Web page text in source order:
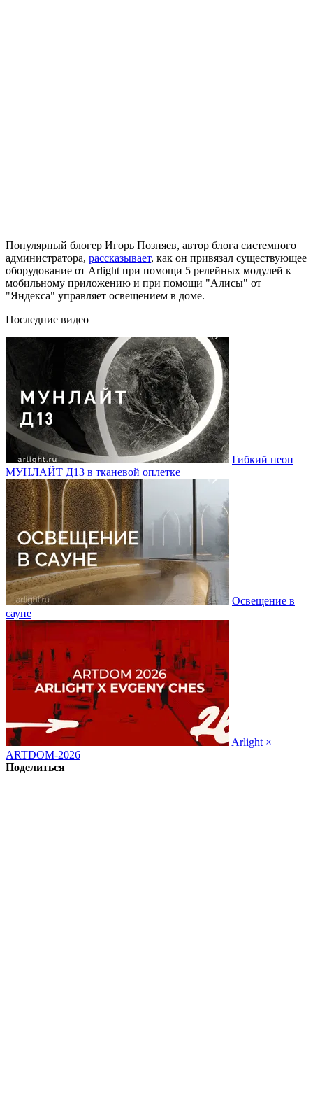
Популярный блогер Игорь Позняев, автор блога системного
администратора, рассказывает, как он привязал существующее
оборудование от Arlight при помощи 5 релейных модулей к
мобильному приложению и при помощи "Алисы" от
"Яндекса" управляет освещением в доме.
Последние видео
Гибкий неон
МУНЛАЙТ Д13 в тканевой оплетке
Освещение в
сауне
Arlight ×
ARTDOM-2026
Поделиться